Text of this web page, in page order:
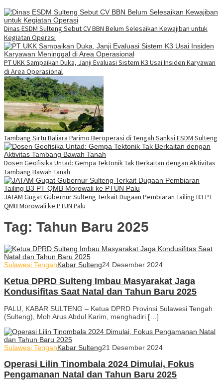
Dinas ESDM Sulteng Sebut CV BBN Belum Selesaikan Kewajiban untuk
Kegiatan Operasi
PT UKK Sampaikan Duka, Janji Evaluasi Sistem K3 Usai Insiden Karyawan
di Area Operasional
Tambang Sirtu Baliara Parimo Beroperasi di Tengah Sanksi ESDM Sulteng
Dosen Geofisika Untad: Gempa Tektonik Tak Berkaitan dengan Aktivitas
Tambang Bawah Tanah
JATAM Gugat Gubernur Sulteng Terkait Dugaan Pembiaran Tailing B3 PT
QMB Morowali ke PTUN Palu
Tag: Tahun Baru 2025
Sulawesi TengahKabar Sulteng24 Desember 2024
Ketua DPRD Sulteng Imbau Masyarakat Jaga
Kondusifitas Saat Natal dan Tahun Baru 2025
PALU, KABAR SULTENG – Ketua DPRD Provinsi Sulawesi Tengah
(Sulteng), Moh Arus Abdul Karim, menghadiri […]
Sulawesi TengahKabar Sulteng21 Desember 2024
Operasi Lilin Tinombala 2024 Dimulai, Fokus
Pengamanan Natal dan Tahun Baru 2025